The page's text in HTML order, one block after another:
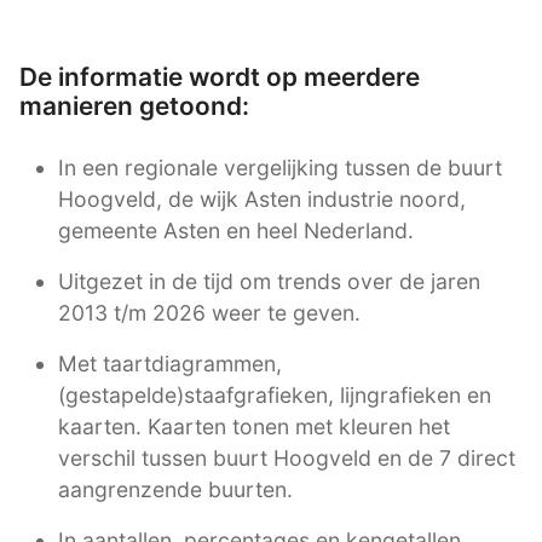
De informatie wordt op meerdere
manieren getoond:
In een regionale vergelijking tussen de buurt
Hoogveld, de wijk Asten industrie noord,
gemeente Asten en heel Nederland.
Uitgezet in de tijd om trends over de jaren
2013 t/m 2026 weer te geven.
Met taartdiagrammen,
(gestapelde)staafgrafieken, lijngrafieken en
kaarten. Kaarten tonen met kleuren het
verschil tussen buurt Hoogveld en de 7 direct
aangrenzende buurten.